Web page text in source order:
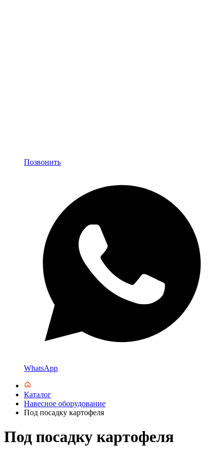
Позвонить
WhatsApp
Каталог
Навесное оборудование
Под посадку картофеля
Под посадку картофеля